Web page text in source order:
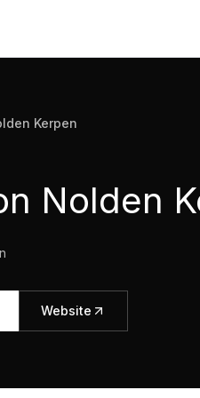
Kerpen
Website